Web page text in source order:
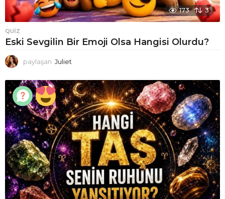
173 3
QUIZ
Eski Sevgilin Bir Emoji Olsa Hangisi Olurdu?
paylaşan Juliet